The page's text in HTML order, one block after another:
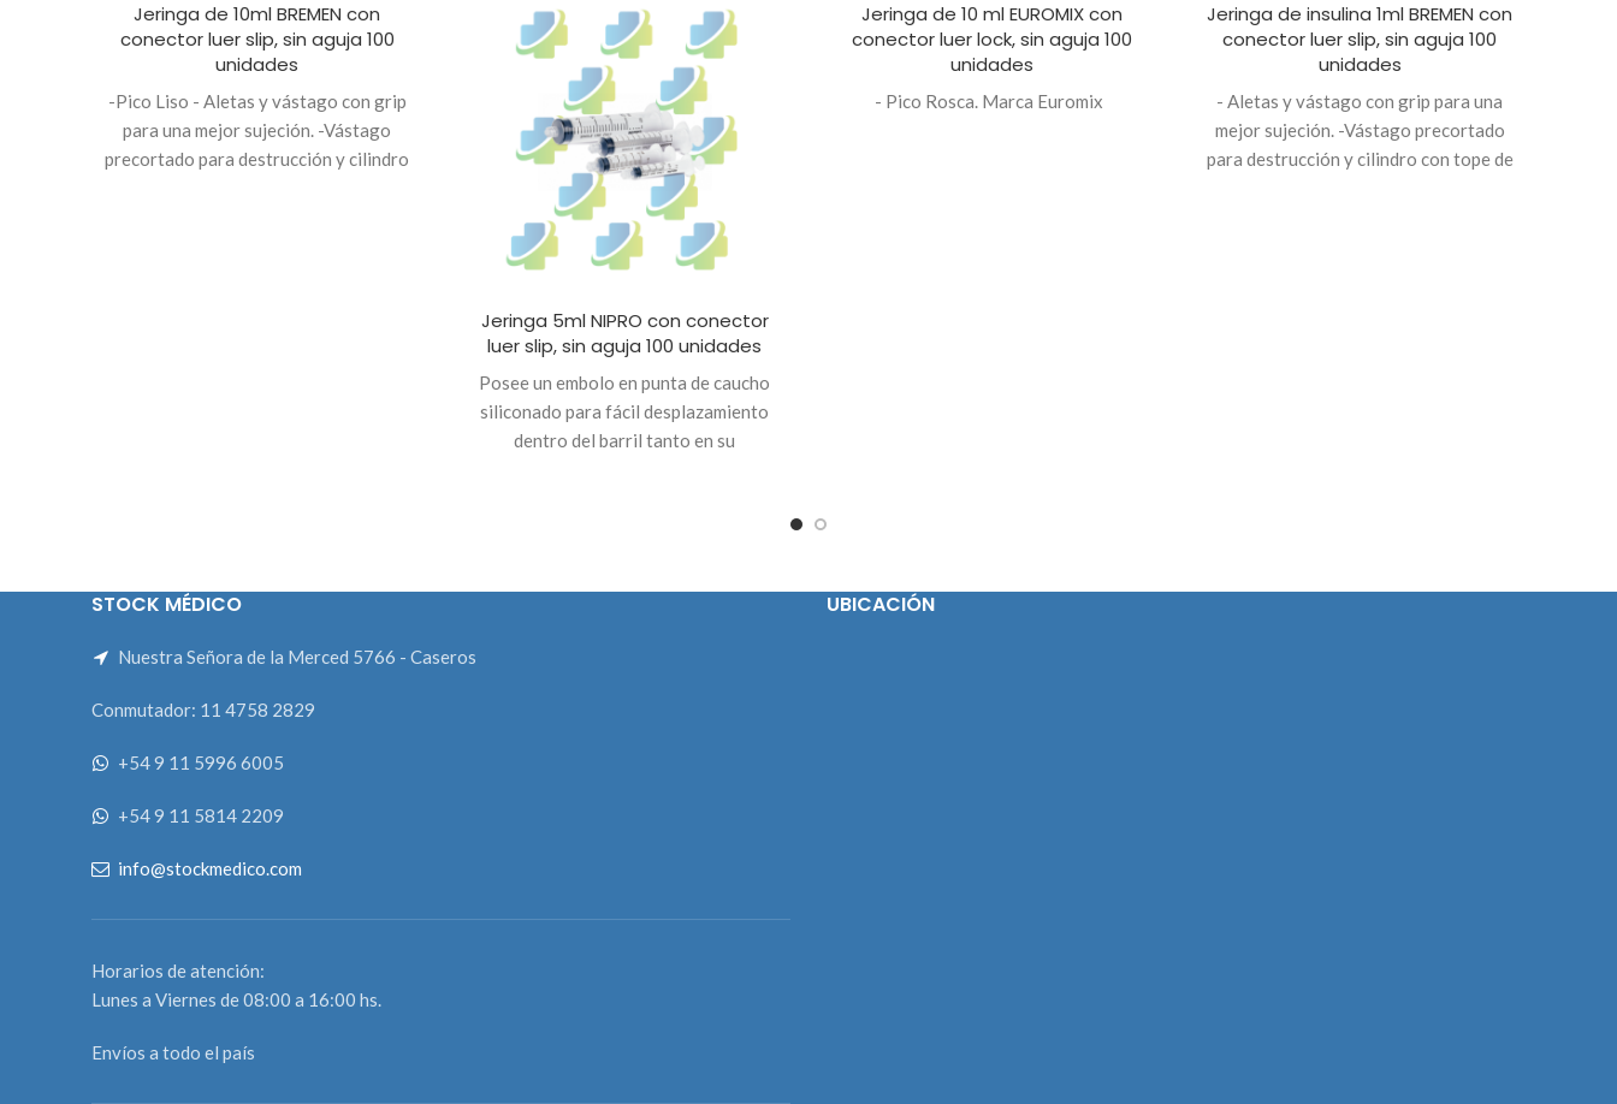
Jeringa de 10ml BREMEN con
conector luer slip, sin aguja 100
unidades
-Pico Liso - Aletas y vástago con grip
para una mejor sujeción. -Vástago
precortado para destrucción y cilindro
Jeringa 5ml NIPRO con conector
luer slip, sin aguja 100 unidades
Posee un embolo en punta de caucho
siliconado para fácil desplazamiento
dentro del barril tanto en su
Jeringa de 10 ml EUROMIX con
conector luer lock, sin aguja 100
unidades
- Pico Rosca. Marca Euromix
Jeringa de insulina 1ml BREMEN con
conector luer slip, sin aguja 100
unidades
- Aletas y vástago con grip para una
mejor sujeción. -Vástago precortado
para destrucción y cilindro con tope de
STOCK MÉDICO
Nuestra Señora de la Merced 5766 - Caseros
Conmutador: 11 4758 2829
+54 9 11 5996 6005
+54 9 11 5814 2209
info@stockmedico.com
Horarios de atención:
Lunes a Viernes de 08:00 a 16:00 hs.
Envíos a todo el país
UBICACIÓN